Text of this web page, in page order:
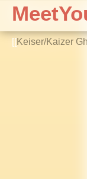
[[Keiser/Kaizer